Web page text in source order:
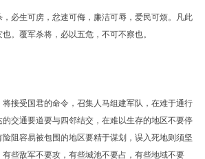
必生可虏，忿速可侮，廉洁可辱，爱民可烦。凡此
。覆军杀将，必以五危，不可不察也。
接受国君的命令，召集人马组建军队，在难于通行
交通要道要与四邻结交，在难以生存的地区不要停
阻容易被包围的地区要精于谋划，误入死地则须坚
些敌军不要攻，有些城池不要占，有些地域不要